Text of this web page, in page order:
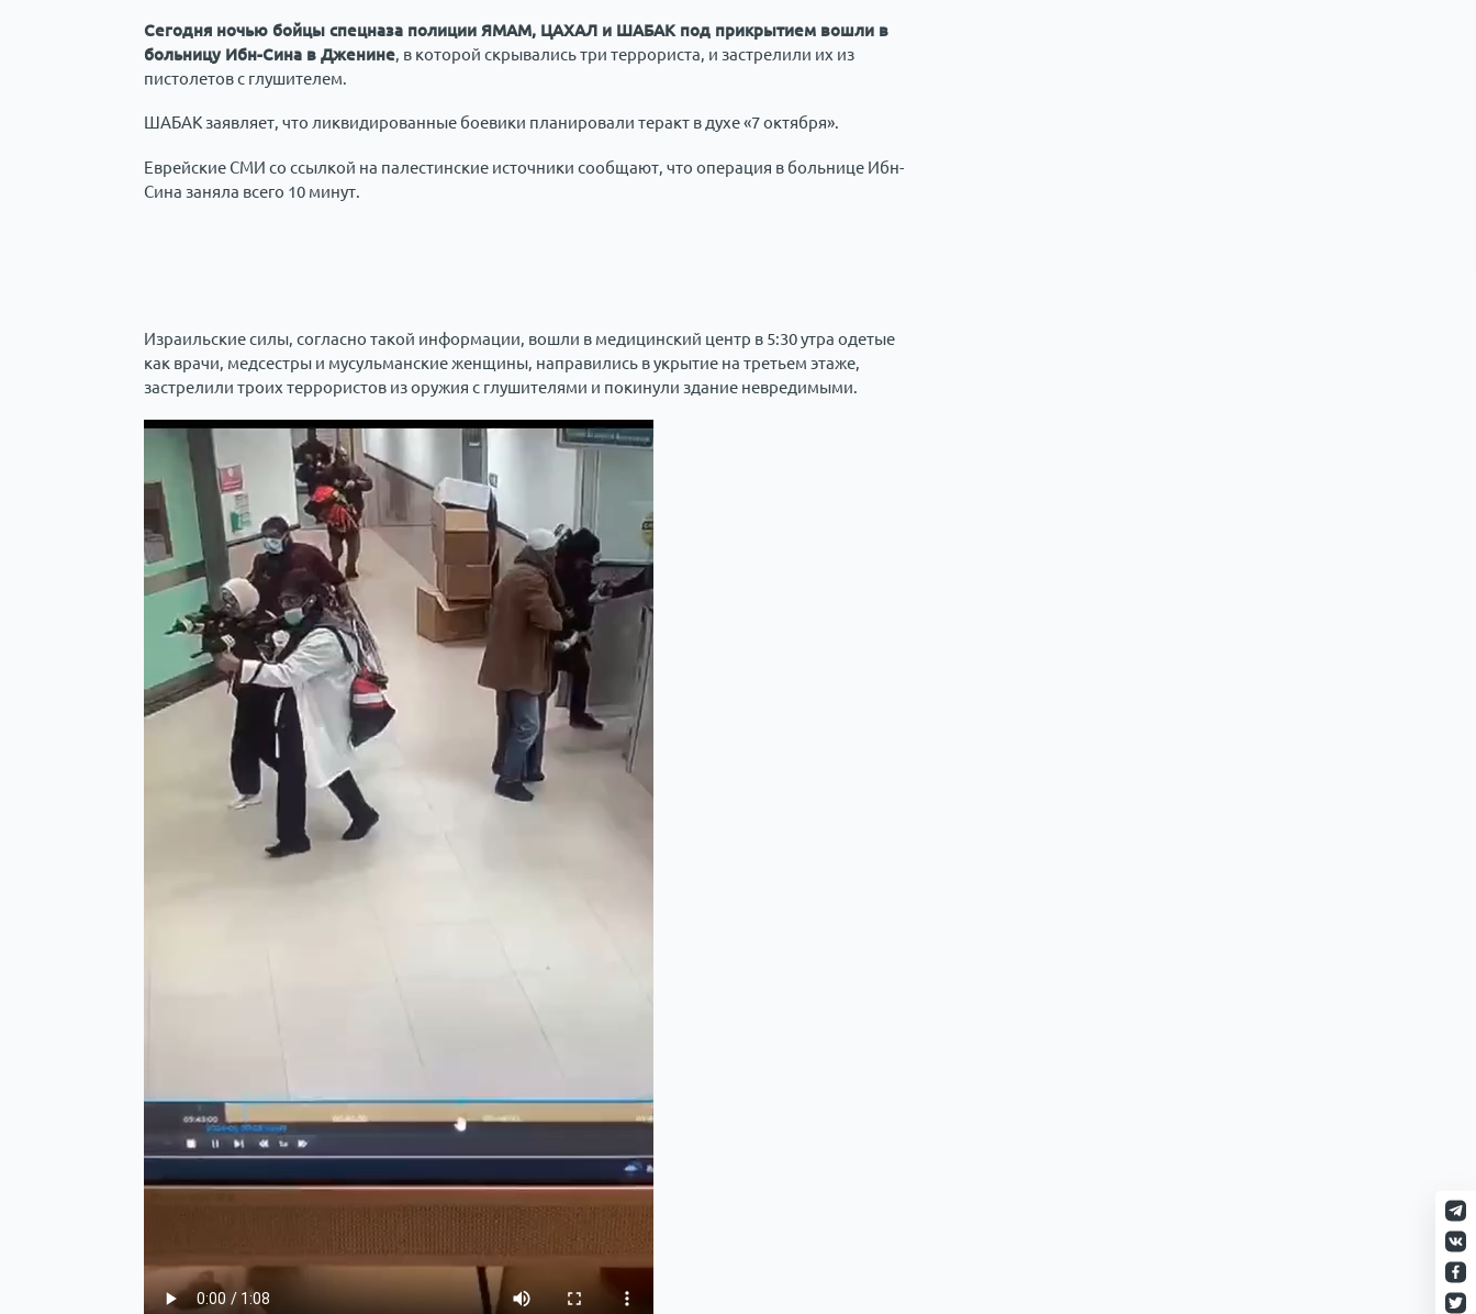
Сегодня ночью бойцы спецназа полиции ЯМАМ, ЦАХАЛ и ШАБАК под прикрытием вошли в
больницу Ибн-Сина в Дженине, в которой скрывались три террориста, и застрелили их из
пистолетов с глушителем.
ШАБАК заявляет, что ликвидированные боевики планировали теракт в духе «7 октября».
Еврейские СМИ со ссылкой на палестинские источники сообщают, что операция в больнице Ибн-
Сина заняла всего 10 минут.
Израильские силы, согласно такой информации, вошли в медицинский центр в 5:30 утра одетые
как врачи, медсестры и мусульманские женщины, направились в укрытие на третьем этаже,
застрелили троих террористов из оружия с глушителями и покинули здание невредимыми.